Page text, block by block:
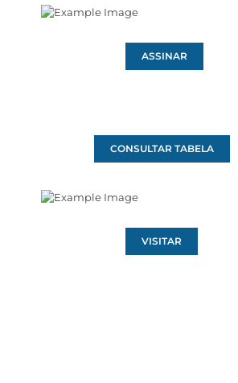
ASSINAR
CONSULTAR TABELA
VISITAR